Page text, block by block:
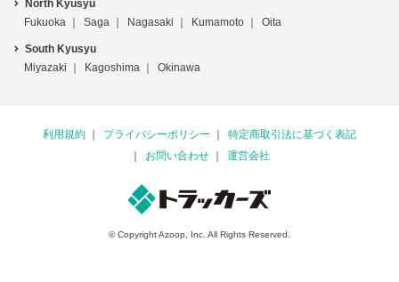
North Kyusyu
Fukuoka
Saga Nagasaki Kumamoto Oita
South Kyusyu
Miyazaki
Kagoshima Okinawa
利用規約 プライバシーポリシー
特定商取引法に基づく表記
お問い合わせ
運営会社
© Copyright Azoop, Inc. All Rights Reserved.